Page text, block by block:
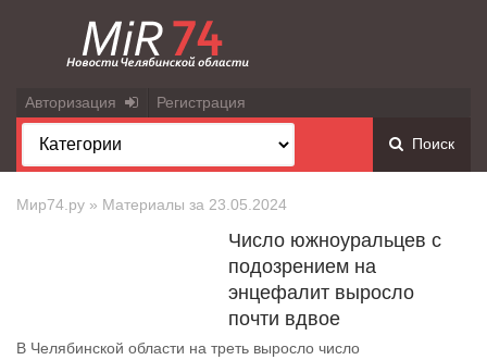
Авторизация Регистрация
Поиск
Мир74.ру » Материалы за 23.05.2024
Число южноуральцев с
подозрением на
энцефалит выросло
почти вдвое
В Челябинской области на треть выросло число